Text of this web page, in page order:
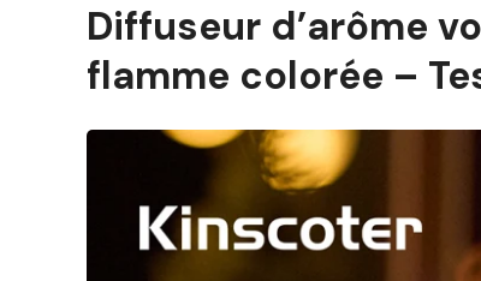
Diffuseur d’arôme
flamme colorée –